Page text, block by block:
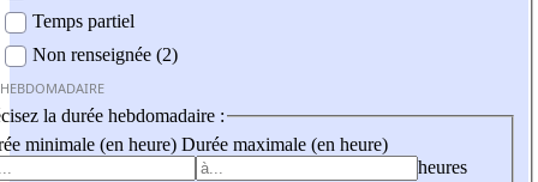
Temps partiel
Non renseignée (2)
la durée hebdomadaire :
minimale (en heure) Durée maximale (en heure)
heures